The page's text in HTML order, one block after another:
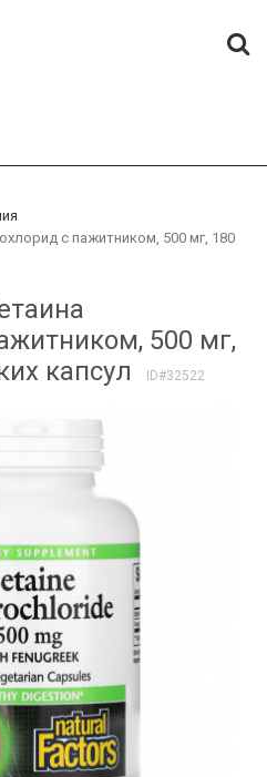
с пажитником, 500 мг, 180
500 мг,
капсул
ID#32522